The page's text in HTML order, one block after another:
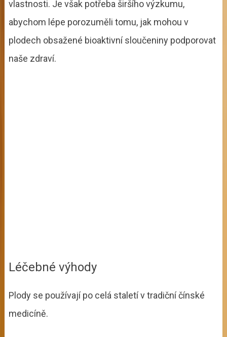
vlastnosti. Je však potřeba širšího výzkumu,
abychom lépe porozuměli tomu, jak mohou v
plodech obsažené bioaktivní sloučeniny podporovat
naše zdraví.
Léčebné výhody
Plody se používají po celá staletí v tradiční čínské
medicíně.